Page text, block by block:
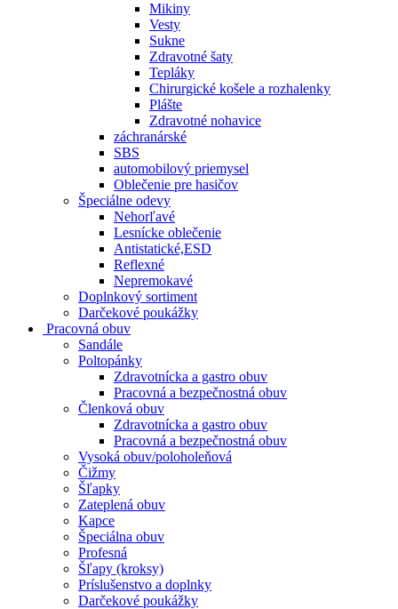
Mikiny
Vesty
Sukne
Zdravotné šaty
Tepláky
Chirurgické košele a rozhalenky
Plášte
Zdravotné nohavice
záchranárské
SBS
automobilový priemysel
Oblečenie pre hasičov
Špeciálne odevy
Nehorľavé
Lesnícke oblečenie
Antistatické,ESD
Reflexné
Nepremokavé
Doplnkový sortiment
Darčekové poukážky
Pracovná obuv
Sandále
Poltopánky
Zdravotnícka a gastro obuv
Pracovná a bezpečnostná obuv
Členková obuv
Zdravotnícka a gastro obuv
Pracovná a bezpečnostná obuv
Vysoká obuv/poloholeňová
Čižmy
Šľapky
Zateplená obuv
Kapce
Špeciálna obuv
Profesná
Šľapy (kroksy)
Príslušenstvo a doplnky
Darčekové poukážky